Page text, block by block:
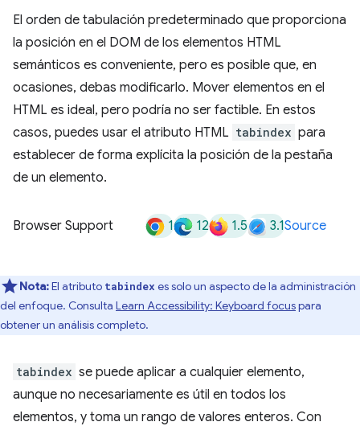
El orden de tabulación predeterminado que proporciona
la posición en el DOM de los elementos HTML
semánticos es conveniente, pero es posible que, en
ocasiones, debas modificarlo. Mover elementos en el
HTML es ideal, pero podría no ser factible. En estos
casos, puedes usar el atributo HTML tabindex para
establecer de forma explícita la posición de la pestaña
de un elemento.
Browser Support 1 12 1.5 3.1Source
Nota:El atributo tabindex es solo un aspecto de la administración
del enfoque. Consulta Learn Accessibility: Keyboard focuspara
obtener un análisis completo.
tabindex se puede aplicar a cualquier elemento,
aunque no necesariamente es útil en todos los
elementos, y toma un rango de valores enteros. Con